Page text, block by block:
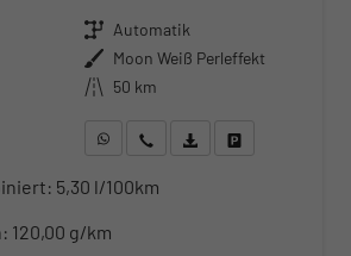
Getriebe Automatik
Außenfarbe Moon Weiß Perleffekt
Kilometerstand 50 km
WhatsApp anfragen
Wir rufen Sie anFahrzeugexposé (PDF)
5,30 l/100km
120,00 g/km